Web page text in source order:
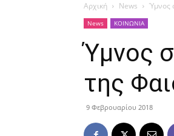
Αρχική News Ύμνος
News ΚΟΙΝΩΝΙΑ
Ύμνος
της
9 Φεβρουαρίου 2018